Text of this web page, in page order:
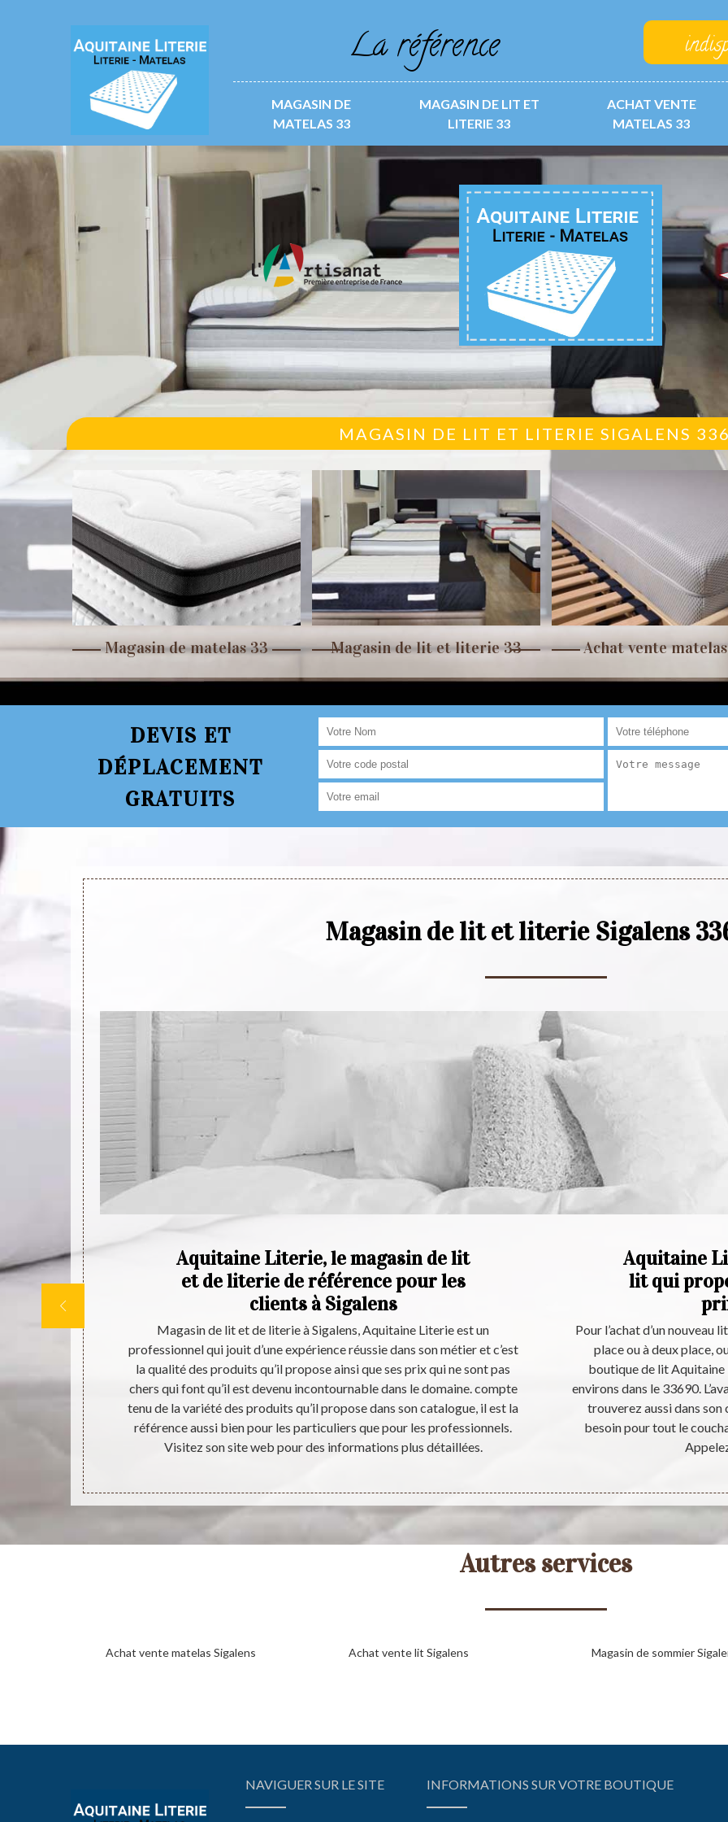
La référence
MAGASIN DE
MATELAS 33
MAGASIN DE LIT ET
LITERIE 33
ACHAT VENTE
MATELAS 33
MAGASIN DE LIT ET LITERIE SIGALENS
33 Magasin de matelas 33 Magasin de lit et literie 33 Achat vente
DEVIS ET
DÉPLACEMENT
GRATUITS
Magasin de lit et literie Sigalens
qualité à
Aquitaine Literie, le magasin de lit
et de literie de référence pour les
clients à Sigalens
Magasin de lit et de literie à Sigalens, Aquitaine Literie est un
professionnel qui jouit d’une expérience réussie dans son métier et c’est
la qualité des produits qu’il propose ainsi que ses prix qui ne sont pas
chers qui font qu’il est devenu incontournable dans le domaine. compte
tenu de la variété des produits qu’il propose dans son catalogue, il est la
référence aussi bien pour les particuliers que pour les professionnels.
Visitez son site web pour des informations plus détaillées.
Aquitaine
lit qui
Pour l’achat d’un nouveau
place ou à deux place,
boutique de lit Aquitaine
environs dans le 33690.
trouverez aussi dans
besoin pour tout le
Autres services
Achat vente matelas Sigalens Achat vente lit Sigalens Magasin de sommier
NAVIGUER SUR LE SITE INFORMATIONS SUR VOTRE BOUTIQUE